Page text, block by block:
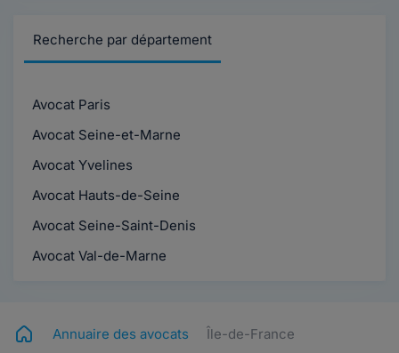
Recherche par département
Avocat Paris
Avocat Seine-et-Marne
Avocat Yvelines
Avocat Hauts-de-Seine
Avocat Seine-Saint-Denis
Avocat Val-de-Marne
Annuaire des avocats Île-de-France